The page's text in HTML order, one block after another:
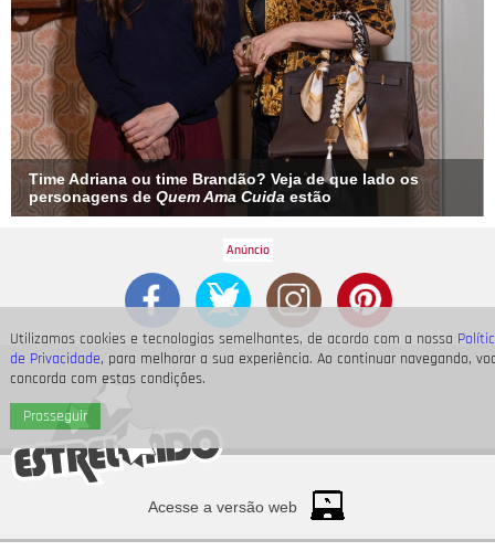
Utilizamos cookies e tecnologias semelhantes, de acordo com a nossa
de Privacidade, para melhorar a sua experiência. Ao continuar navegando,
concorda com estas condições.
Prosseguir
Time Adriana ou time Brandão? Veja de que lado os
personagens de Quem Ama Cuida estão
Acesse a versão web